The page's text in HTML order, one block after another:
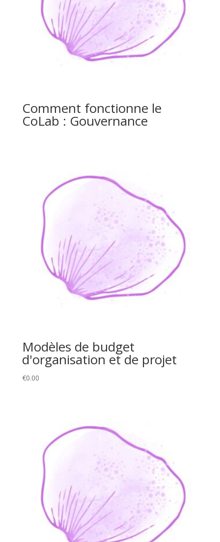
Comment fonctionne le
CoLab : Gouvernance
Modèles de budget
d'organisation et de projet
€0.00